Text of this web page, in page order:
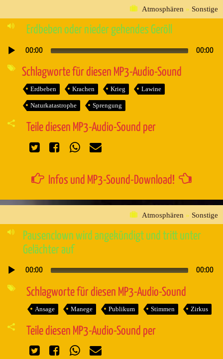
Atmosphären » Sonstige
Erdbeben oder nieder gehendes Geröll
Audio-
00:00 00:00
Schlagworte für diesen MP3-Audio-Sound
Erdbeben Krachen Krieg Lawine
Naturkatastrophe Sprengung
Teile diesen MP3-Audio-Sound per
Infos und MP3-Sound-Download!
Atmosphären » Sonstige
Pausenclown wird angekündigt und tritt unter
Gelächter auf
Audio-
00:00 00:00
Schlagworte für diesen MP3-Audio-Sound
Ansage Manege Publikum Stimmen Zirkus
Teile diesen MP3-Audio-Sound per